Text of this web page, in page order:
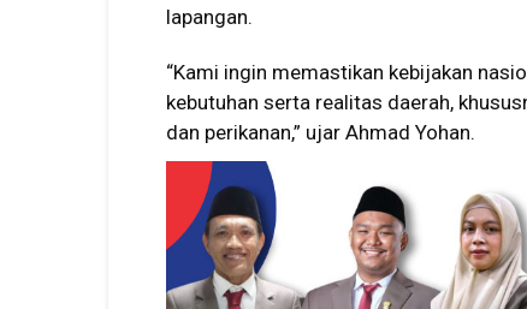
lapangan.
“Kami ingin memastikan kebijakan
kebutuhan serta realitas daerah,
dan perikanan,” ujar Ahmad Yohan.